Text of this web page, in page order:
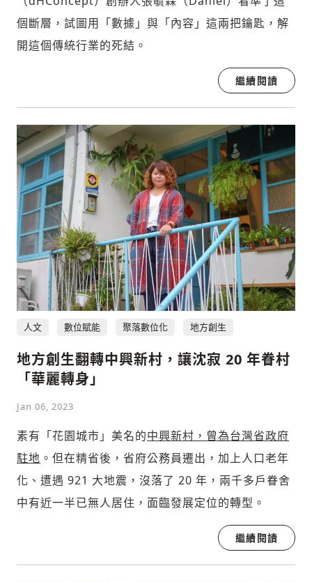
個斷層，試圖用「數據」與「內容」這兩把鑰匙，解
開這個傳統行業的死結。
繼續閱讀
人文 數位賦能 聚落數位化 地方創生
地方創生翻轉中興新村，讓沈寂 20 年眷村
「華麗轉身」
Jan 06, 2023
素有「花園城市」美名的中興新村，曾為台灣省政府
駐地 。但在精省後，省府公務員遷出，加上人口老年
化、遭遇 921 大地震，沒落了 20 年，兩千多戶眷舍
中有近一半已無人居住，面臨發展定位的轉型。
繼續閱讀